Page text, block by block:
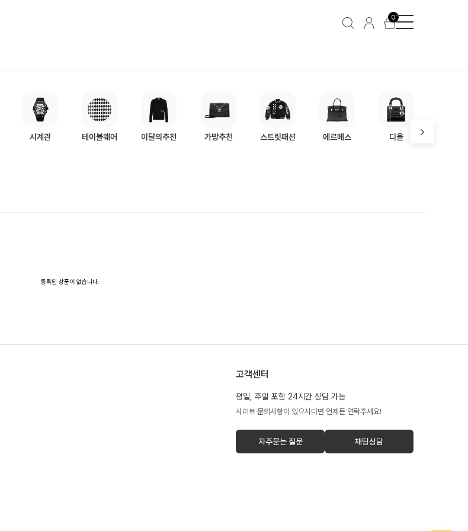
0
시계관 테이블웨어 이달의추천 가방추천 스트릿패션 에르메스 디올
등록된 상품이 없습니다.
고객센터
평일, 주말 포함 24시간 상담 가능
사이트 문의사항이 있으시다면 언제든 연락주세요!
자주묻는 질문 채팅상담